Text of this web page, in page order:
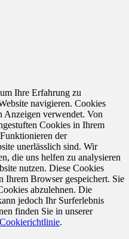
Ihre Erfahrung zu
navigieren. Cookies
Anzeigen verwendet. Von
Cookies in Ihrem
der
unerlässlich sind. Wir
die uns helfen zu analysieren
nutzen. Diese Cookies
Browser gespeichert. Sie
abzulehnen. Die
jedoch Ihr Surferlebnis
finden Sie in unserer
Cookierichtlinie.